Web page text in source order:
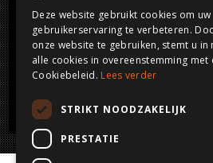
BLIJF OP DE HOOGTE
Vul in onderstaand formulier je
de nieuwste wagens die we in aanbieding
E-mail adres:
Deze website gebruikt cookies om uw
gebruikerservaring te verbeteren.
onze website te gebruiken, stemt u in
alle cookies in overeenstemming met
Cookiebeleid. Lees verder
STRIKT NOODZAKELIJK
PRESTATIE